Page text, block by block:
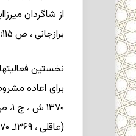
از شاگردان
برازجانی ، ص ۱۱۵؛ ایرانیکا ، ذیل مادّه ).
نخستین